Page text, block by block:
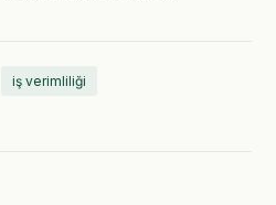
iş verimliliği